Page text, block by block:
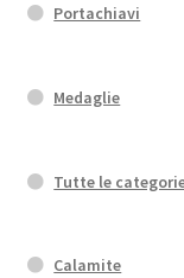
Portachiavi
Medaglie
Tutte le
Calamite